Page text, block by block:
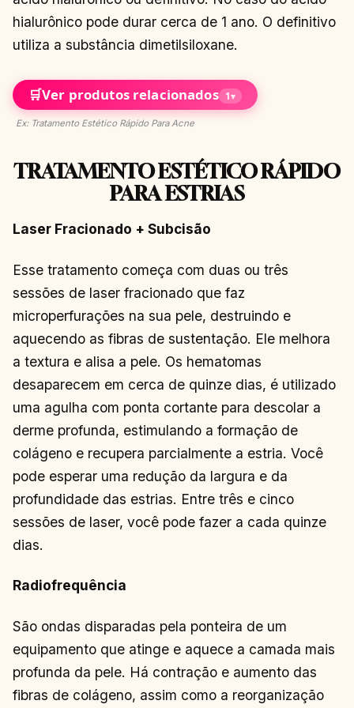
hialurônico pode durar cerca de 1 ano. O definitivo
utiliza a substância dimetilsiloxane.
🛒Ver produtos relacionados 1▾
Ex: Tratamento Estético Rápido Para Acne
TRATAMENTO ESTÉTICO RÁPIDO
PARA ESTRIAS
Laser Fracionado + Subcisão
Esse tratamento começa com duas ou três
sessões de laser fracionado que faz
microperfurações na sua pele, destruindo e
aquecendo as fibras de sustentação. Ele melhora
a textura e alisa a pele. Os hematomas
desaparecem em cerca de quinze dias, é utilizado
uma agulha com ponta cortante para descolar a
derme profunda, estimulando a formação de
colágeno e recupera parcialmente a estria. Você
pode esperar uma redução da largura e da
profundidade das estrias. Entre três e cinco
sessões de laser, você pode fazer a cada quinze
dias.
Radiofrequência
São ondas disparadas pela ponteira de um
equipamento que atinge e aquece a camada mais
profunda da pele. Há contração e aumento das
fibras de colágeno, assim como a reorganização